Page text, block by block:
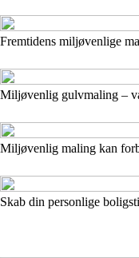
Fremtidens miljøvenlige
Miljøvenlig gulvmaling –
Miljøvenlig maling kan
Skab din personlige